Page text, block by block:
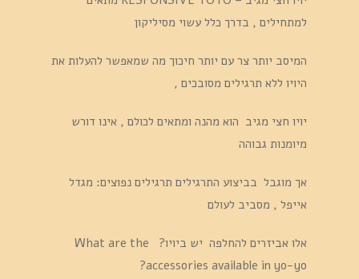
למתחילים , בדרך כלל עשוי מסיליקון
המיסב יותר צר עם יותר חיכוך מה שמאפשר להעלות את
היויו ללא תרגילים מסובכים ,
יויו חצי מגיב הוא מהנה ומתאים לכולם , אינו דורש
מיומנות גבוהה
אך מוגבל בביצוע התרגילים תרגילים נפוצים: מגדל
אייפל , מסביב לעולם
אלו אביזרים להחלפה יש ביויו? What are the
accessories available in yo-yo?